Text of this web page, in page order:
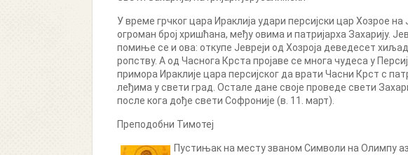
У време грчког цара Ираклија удари персијски цар Хозрое
огроман број хришћана, међу овима и патријарха Захарију.
помиње се и ова: откупе Јевреји од Хозроја деведесет
ропству. А од Часнога Крста пројаве се многа чудеса у
примора Ираклије цара персијског да врати Часни Крст с
леђима у свети град. Остале дане своје проведе свети
после кога дође свети Софроније (в. 11. март).
Преподобни Тимотеј
Пустињак на месту званом Символи на Олимпу